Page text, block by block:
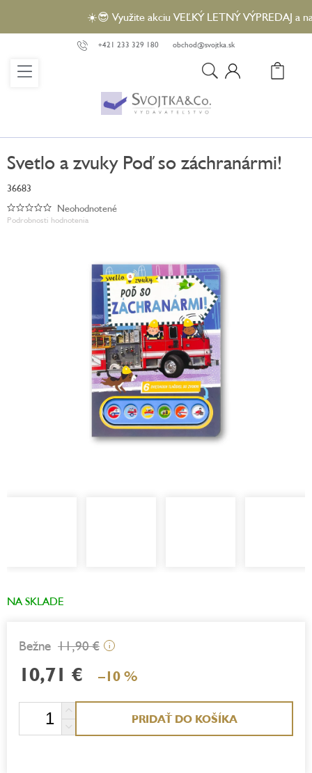
obsah
☀️😎 Využite akciu VEĽKÝ LETNÝ VÝPREDAJ a
+421 233 329 180 obchod@svojtka.sk
Svetlo a zvuky Poď so záchranármi!
36683
Podrobnosti hodnotenia
Priemerné
hodnotenie
Neohodnotené
NA SKLADE
11,90 € i
10,71 € –10 %
PRIDAŤ DO KOŠÍKA